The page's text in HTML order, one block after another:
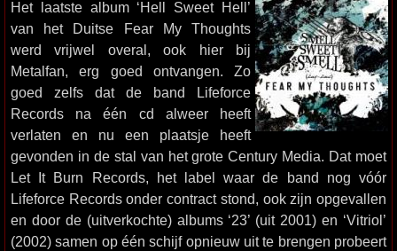
Het laatste album ‘Hell Sweet Hell’
van het Duitse Fear My Thoughts
werd vrijwel overal, ook hier bij
Metalfan, erg goed ontvangen. Zo
goed zelfs dat de band Lifeforce
Records na één cd alweer heeft
verlaten en nu een plaatsje heeft
gevonden in de stal van het grote Century Media. Dat moet
Let It Burn Records, het label waar de band nog vóór
Lifeforce Records onder contract stond, ook zijn opgevallen
en door de (uitverkochte) albums ‘23’ (uit 2001) en ‘Vitriol’
(2002) samen op één schijf opnieuw uit te brengen probeert